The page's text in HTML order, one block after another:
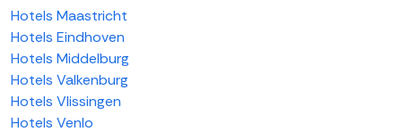
Hotels Maastricht
Hotels Eindhoven
Hotels Middelburg
Hotels Valkenburg
Hotels Vlissingen
Hotels Venlo